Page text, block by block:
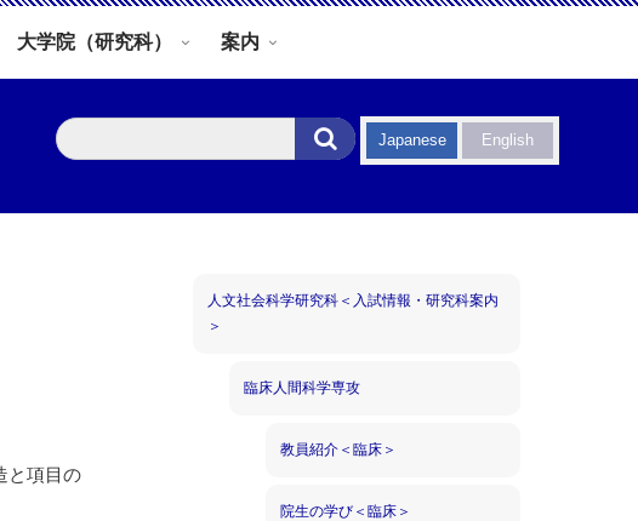
大学院（研究科） 案内
Japanese English
と項目の
人文社会科学研究科＜入試情報・研究科案内
＞
臨床人間科学専攻
教員紹介＜臨床＞
院生の学び＜臨床＞